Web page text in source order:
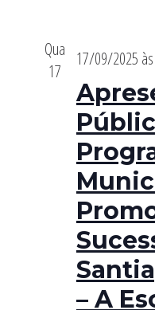
Qua
17
– A
17/09/2025